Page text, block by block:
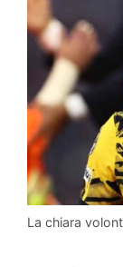
La chiara